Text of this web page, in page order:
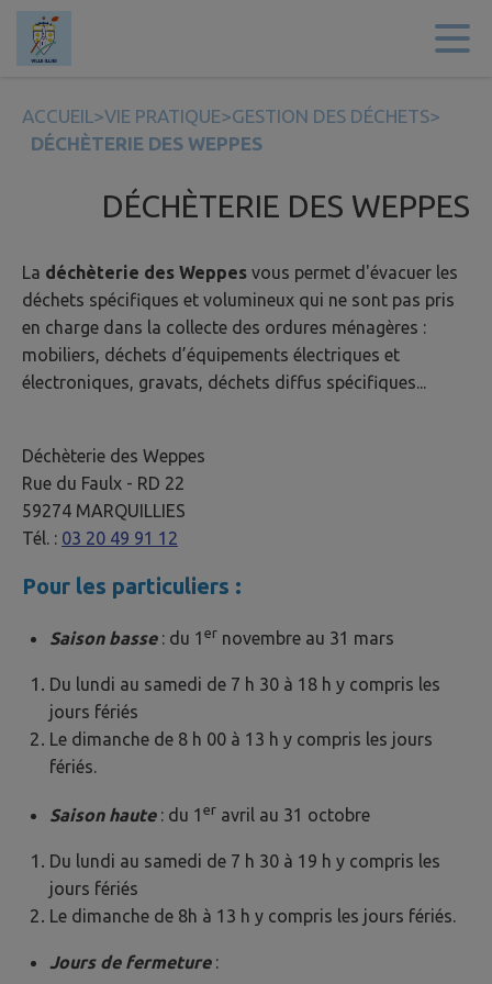
Contenu
ACCUEIL >VIE PRATIQUE>GESTION DES DÉCHETS>
DÉCHÈTERIE DES WEPPES
DÉCHÈTERIE DES WEPPES
La déchèterie des Weppes vous permet d'évacuer les
déchets spécifiques et volumineux qui ne sont pas pris
en charge dans la collecte des ordures ménagères :
mobiliers, déchets d’équipements électriques et
électroniques, gravats, déchets diffus spécifiques...
Déchèterie des Weppes
Rue du Faulx - RD 22
59274 MARQUILLIES
Tél. : 03 20 49 91 12
Pour les particuliers :
Saison basse: du 1 er novembre au 31 mars
Du lundi au samedi de 7 h 30 à 18 h y compris les
jours fériés
Le dimanche de 8 h 00 à 13 h y compris les jours
fériés.
Saison haute: du 1 er avril au 31 octobre
Du lundi au samedi de 7 h 30 à 19 h y compris les
jours fériés
Le dimanche de 8h à 13 h y compris les jours fériés.
Jours de fermeture :